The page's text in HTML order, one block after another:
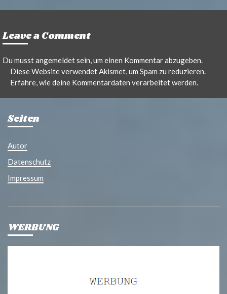
Leave a Comment
Du musstangemeldetsein, um einen Kommentar abzugeben.
Diese Website verwendet Akismet, um Spam zu reduzieren.
Erfahre, wie deine Kommentardaten verarbeitet werden.
Seiten
Autor
Datenschutz
Impressum
WERBUNG